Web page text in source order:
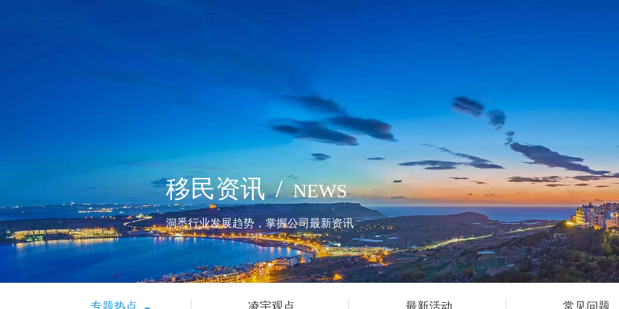
移民资讯 / NEWS
洞悉行业发展趋势，掌握公司最新资讯